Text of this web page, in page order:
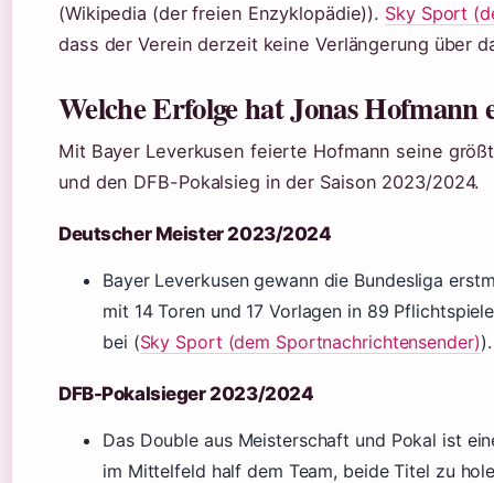
(Wikipedia (der freien Enzyklopädie)). Sky Sport
dass der Verein derzeit keine Verlängerung über
Welche Erfolge hat Jonas Hofmann
Mit Bayer Leverkusen feierte Hofmann seine
und den DFB-Pokalsieg in der Saison 2023/2024.
Deutscher Meister 2023/2024
Bayer Leverkusen gewann die Bundesliga
mit 14 Toren und 17 Vorlagen in 89
bei (Sky Sport (dem Sportnachrichtensender)).
DFB-Pokalsieger 2023/2024
Das Double aus Meisterschaft und Pokal ist
im Mittelfeld half dem Team, beide Titel zu